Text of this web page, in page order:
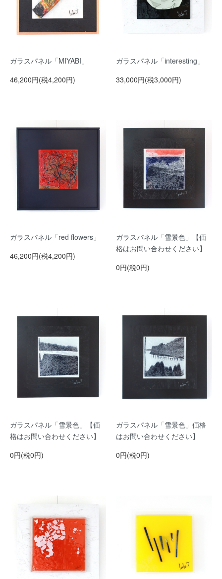
ガラスパネル「MIYABI」
46,200円(税4,200円)
ガラスパネル「interesting」
33,000円(税3,000円)
ガラスパネル「red flowers」
46,200円(税4,200円)
ガラスパネル「雪景色」【価
格はお問い合わせください】
0円(税0円)
ガラスパネル「雪景色」【価
格はお問い合わせください】
0円(税0円)
ガラスパネル「雪景色」価格
はお問い合わせください】
0円(税0円)